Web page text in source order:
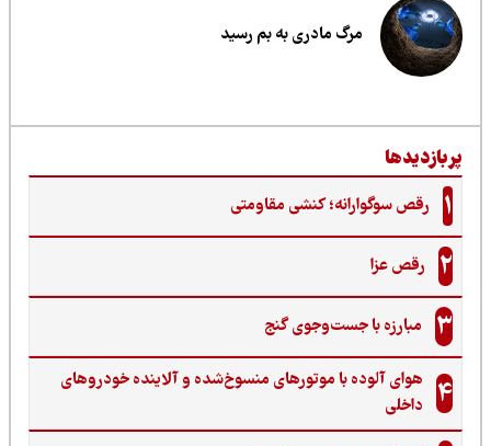
مرگ مادری به بم رسید
رقص سوگوارانه؛ کنشی مقاومتی
رقص عزا
مبارزه با جست‌وجوی گنج‌
هوای آلوده با موتورهای منسوخ‌شده و آلاینده خودروهای
داخلی